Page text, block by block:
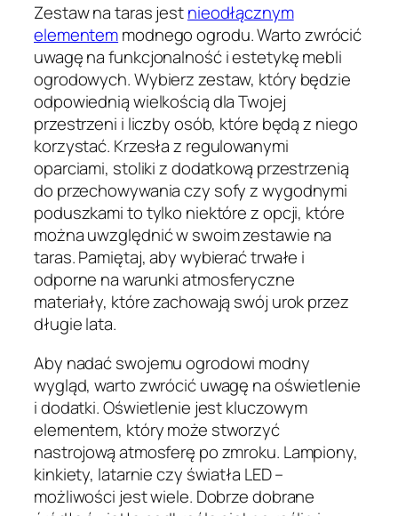
Zestaw na taras jestnieodłącznym
elementemmodnego ogrodu. Warto zwrócić
uwagę na funkcjonalność i estetykę mebli
ogrodowych. Wybierz zestaw, który będzie
odpowiednią wielkością dla Twojej
przestrzeni i liczby osób, które będą z niego
korzystać. Krzesła z regulowanymi
oparciami, stoliki z dodatkową przestrzenią
do przechowywania czy sofy z wygodnymi
poduszkami to tylko niektóre z opcji, które
można uwzględnić w swoim zestawie na
taras. Pamiętaj, aby wybierać trwałe i
odporne na warunki atmosferyczne
materiały, które zachowają swój urok przez
długie lata.
Aby nadać swojemu ogrodowi modny
wygląd, warto zwrócić uwagę na oświetlenie
i dodatki. Oświetlenie jest kluczowym
elementem, który może stworzyć
nastrojową atmosferę po zmroku. Lampiony,
kinkiety, latarnie czy światła LED –
możliwości jest wiele. Dobrze dobrane